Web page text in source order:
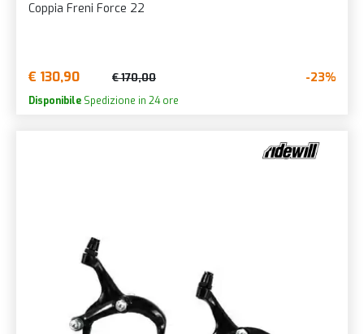
Coppia Freni Force 22
€ 130,90 € 170,00 -23%
Disponibile Spedizione in 24 ore